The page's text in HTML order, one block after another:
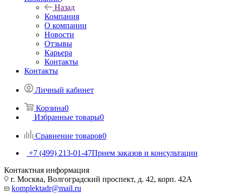
Назад
Компания
О компании
Новости
Отзывы
Карьера
Контакты
Контакты
Личный кабинет
Корзина0
Избранные товары0
Сравнение товаров0
+7 (499) 213-01-47Прием заказов и консультации
Контактная информация
г. Москва, Волгоградский проспект, д. 42, корп. 42А
komplektadr@mail.ru